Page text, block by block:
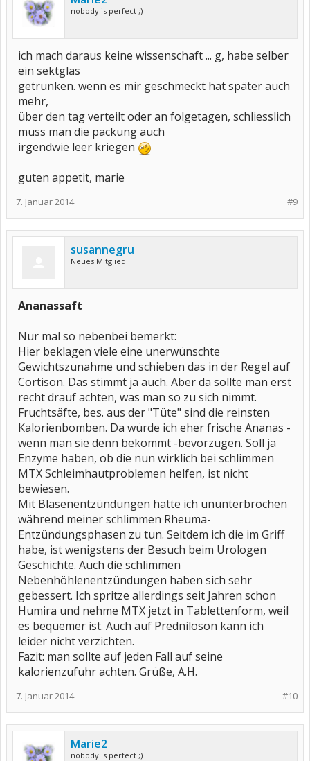
nobody is perfect ;)
ich mach daraus keine wissenschaft ... g, habe selber
ein sektglas
getrunken. wenn es mir geschmeckt hat später auch
mehr,
über den tag verteilt oder an folgetagen, schliesslich
muss man die packung auch
irgendwie leer kriegen
guten appetit, marie
#9
7. Januar 2014
susannegru
Neues Mitglied
Ananassaft
Nur mal so nebenbei bemerkt:
Hier beklagen viele eine unerwünschte
Gewichtszunahme und schieben das in der Regel auf
Cortison. Das stimmt ja auch. Aber da sollte man erst
recht drauf achten, was man so zu sich nimmt.
Fruchtsäfte, bes. aus der "Tüte" sind die reinsten
Kalorienbomben. Da würde ich eher frische Ananas -
wenn man sie denn bekommt -bevorzugen. Soll ja
Enzyme haben, ob die nun wirklich bei schlimmen
MTX Schleimhautproblemen helfen, ist nicht
bewiesen.
Mit Blasenentzündungen hatte ich ununterbrochen
während meiner schlimmen Rheuma-
Entzündungsphasen zu tun. Seitdem ich die im Griff
habe, ist wenigstens der Besuch beim Urologen
Geschichte. Auch die schlimmen
Nebenhöhlenentzündungen haben sich sehr
gebessert. Ich spritze allerdings seit Jahren schon
Humira und nehme MTX jetzt in Tablettenform, weil
es bequemer ist. Auch auf Predniloson kann ich
leider nicht verzichten.
Fazit: man sollte auf jeden Fall auf seine
kalorienzufuhr achten. Grüße, A.H.
#10
7. Januar 2014
Marie2
nobody is perfect ;)